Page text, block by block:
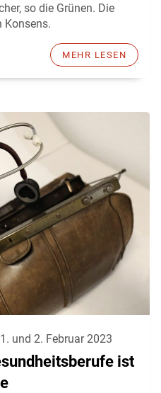
so die Grünen. Die
Konsens.
MEHR LESEN
und 2. Februar 2023
ist